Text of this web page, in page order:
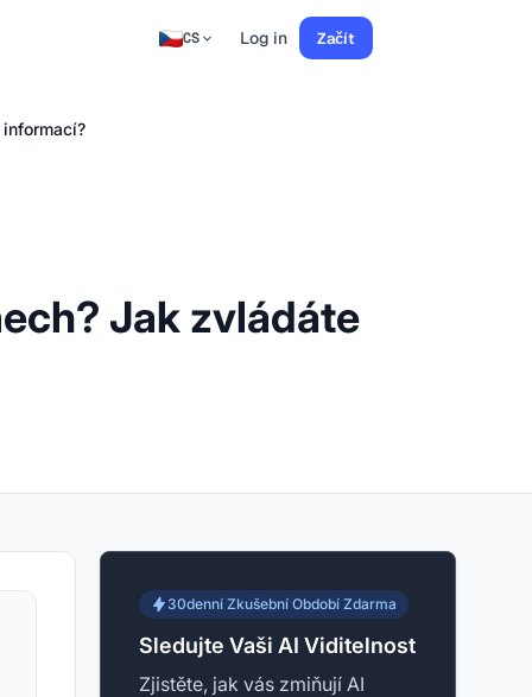
CS Log in Začít
Jak zvládáte
30denní Zkušební Období Zdarma
Sledujte Vaši AI Viditelnost
Zjistěte, jak vás zmiňují AI